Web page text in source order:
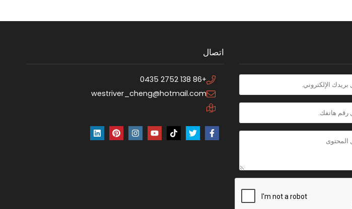
اتصال
+86 138 2752 0435
westriver_cheng@hotmail.com